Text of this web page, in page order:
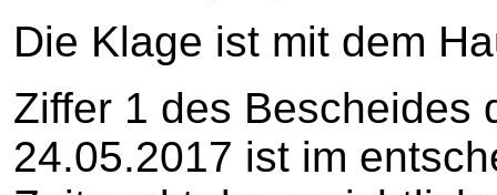
Die Klage ist mit dem
Ziffer 1 des Bescheides
24.05.2017 ist im